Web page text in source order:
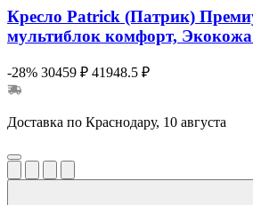
Кресло Patrick (Патрик)
мультиблок комфорт,
-28% 30459 ₽ 41948.5 ₽
Доставка по Краснодару, 10 августа